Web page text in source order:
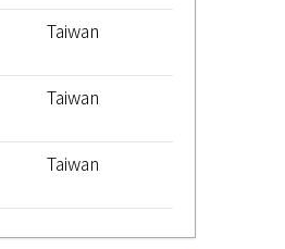
Taiwan
Taiwan
Taiwan